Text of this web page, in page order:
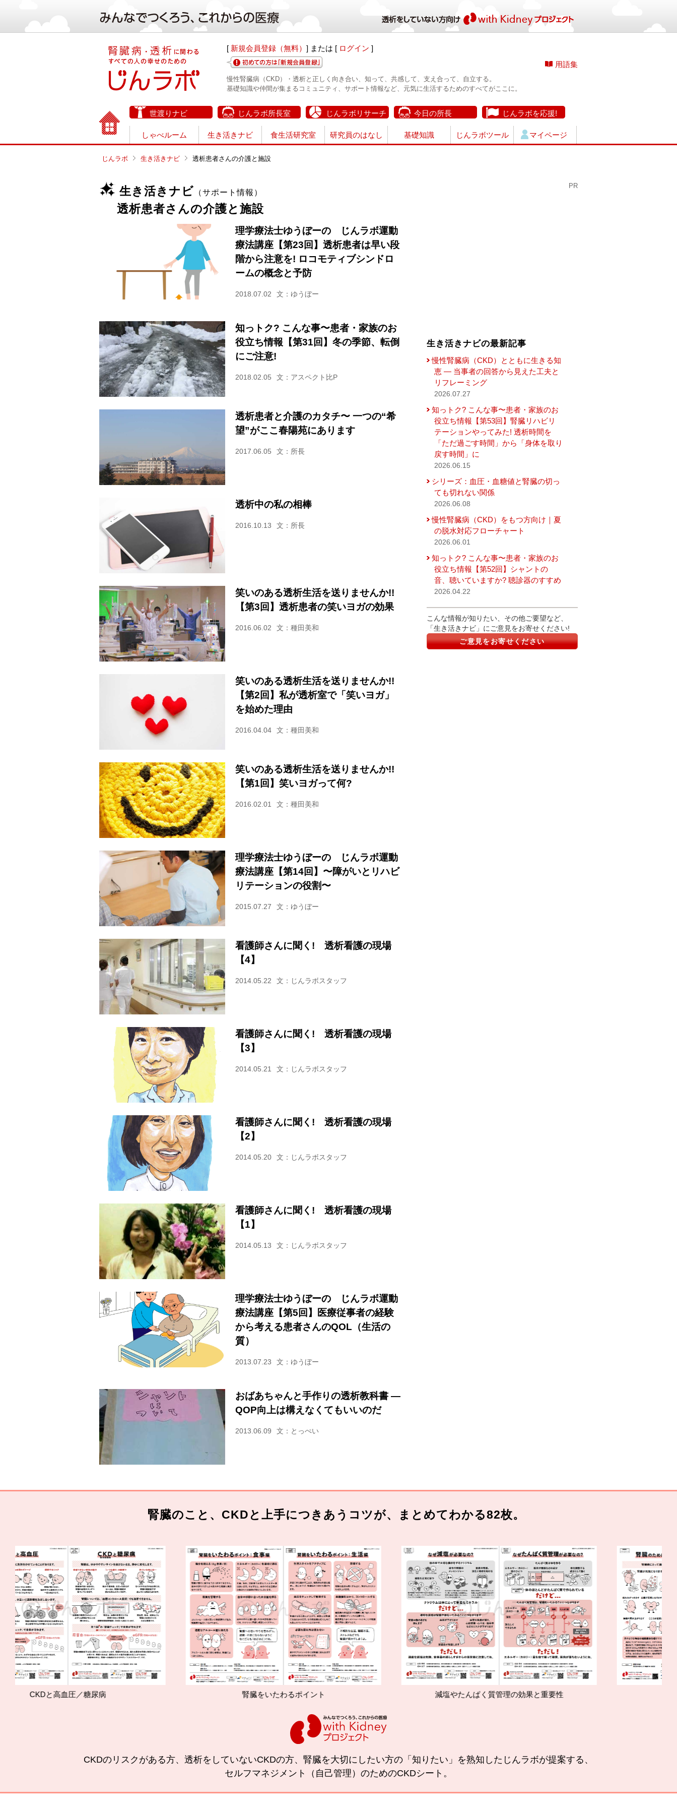
[ 新規会員登録（無料） ] または [ ログイン ]
用語集
慢性腎臓病（CKD）・透析と正しく向き合い、知って、共感して、支え合って、自立する。
基礎知識や仲間が集まるコミュニティ、サポート情報など、元気に生活するためのすべてがここに。
世渡りナビ じんラボ所長室 じんラボリサーチ 今日の所長 じんラボを応援!
しゃべルーム 生き活きナビ 食生活研究室 研究員のはなし 基礎知識 じんラボツール マイページ
じんラボ 生き活きナビ 透析患者さんの介護と施設
生き活きナビ （サポート情報）
透析患者さんの介護と施設
理学療法士ゆうぼーの じんラボ運動
療法講座【第23回】透析患者は早い段
階から注意を! ロコモティブシンドロ
ームの概念と予防
2018.07.02 文：ゆうぼー
知っトク? こんな事〜患者・家族のお
役立ち情報【第31回】冬の季節、転倒
にご注意!
2018.02.05 文：アスペクト比P
透析患者と介護のカタチ〜 一つの“希
望”がここ春陽苑にあります
2017.06.05 文：所長
透析中の私の相棒
2016.10.13 文：所長
笑いのある透析生活を送りませんか!!
【第3回】透析患者の笑いヨガの効果
2016.06.02 文：種田美和
笑いのある透析生活を送りませんか!!
【第2回】私が透析室で「笑いヨガ」
を始めた理由
2016.04.04 文：種田美和
笑いのある透析生活を送りませんか!!
【第1回】笑いヨガって何?
2016.02.01 文：種田美和
理学療法士ゆうぼーの じんラボ運動
療法講座【第14回】〜障がいとリハビ
リテーションの役割〜
2015.07.27 文：ゆうぼー
看護師さんに聞く! 透析看護の現場
【4】
2014.05.22 文：じんラボスタッフ
看護師さんに聞く! 透析看護の現場
【3】
2014.05.21 文：じんラボスタッフ
看護師さんに聞く! 透析看護の現場
【2】
2014.05.20 文：じんラボスタッフ
看護師さんに聞く! 透析看護の現場
【1】
2014.05.13 文：じんラボスタッフ
理学療法士ゆうぼーの じんラボ運動
療法講座【第5回】医療従事者の経験
から考える患者さんのQOL（生活の
質）
2013.07.23 文：ゆうぼー
おばあちゃんと手作りの透析教科書 ―
QOP向上は構えなくてもいいのだ
2013.06.09 文：とっぺい
PR
生き活きナビの最新記事
慢性腎臓病（CKD）とともに生きる知
恵 — 当事者の回答から見えた工夫と
リフレーミング
2026.07.27
知っトク? こんな事〜患者・家族のお
役立ち情報【第53回】腎臓リハビリ
テーションやってみた! 透析時間を
「ただ過ごす時間」から「身体を取り
戻す時間」に
2026.06.15
シリーズ：血圧・血糖値と腎臓の切っ
ても切れない関係
2026.06.08
慢性腎臓病（CKD）をもつ方向け｜夏
の脱水対応フローチャート
2026.06.01
知っトク? こんな事〜患者・家族のお
役立ち情報【第52回】シャントの
音、聴いていますか? 聴診器のすすめ
2026.04.22
こんな情報が知りたい、その他ご要望など、
「生き活きナビ」にご意見をお寄せください!
ご意見をお寄せください
腎臓のこと、CKDと上手につきあうコツが、まとめてわかる82枚。
糖尿病 腎臓をいたわるポイント 減塩やたんぱく質管理の効果と重要性
CKDのリスクがある方、透析をしていないCKDの方、腎臓を大切にしたい方の「知りたい」を熟知したじんラボが提案する、
セルフマネジメント（自己管理）のためのCKDシート。